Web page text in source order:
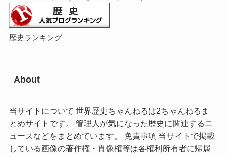
歴史ランキング
About
当サイトについて 世界歴史ちゃんねるは2ちゃんねるま
とめサイトです。 管理人が気になった歴史に関連するニ
ュースなどをまとめています。 免責事項 当サイトで掲載
している画像の著作権・肖像権等は各権利所有者に帰属